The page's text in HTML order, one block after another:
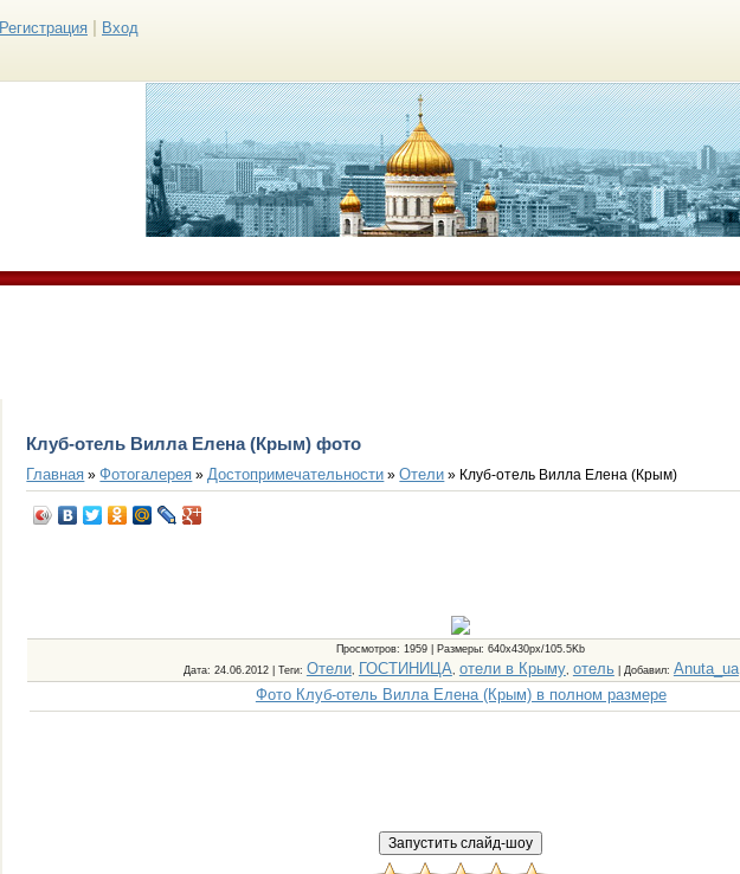
Регистрация Вход
Клуб-отель Вилла Елена (Крым) фото
Главная »Фотогалерея » Достопримечательности »Отели » Клуб-отель Вилла Елена (Крым)
Просмотров: 1959 | Размеры: 640x430px/105.5Kb
Дата: 24.06.2012 | Теги: Отели ГОСТИНИЦА отели в Крыму, отель| Добавил: Anuta_ua
Фото Клуб-отель Вилла Елена (Крым) в полном размере